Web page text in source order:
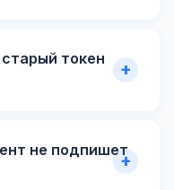
токен
не подпишет